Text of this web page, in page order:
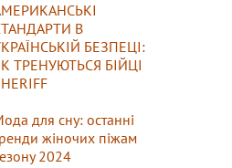
В
БЕЗПЕЦІ:
ТРЕНУЮТЬСЯ БІЙЦІ
для сну: останні
жіночих піжам
2024